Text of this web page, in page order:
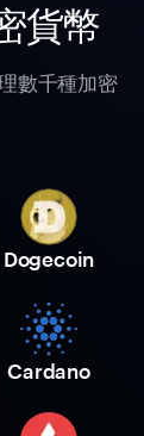
貨幣
數千種加密
Dogecoin
Cardano